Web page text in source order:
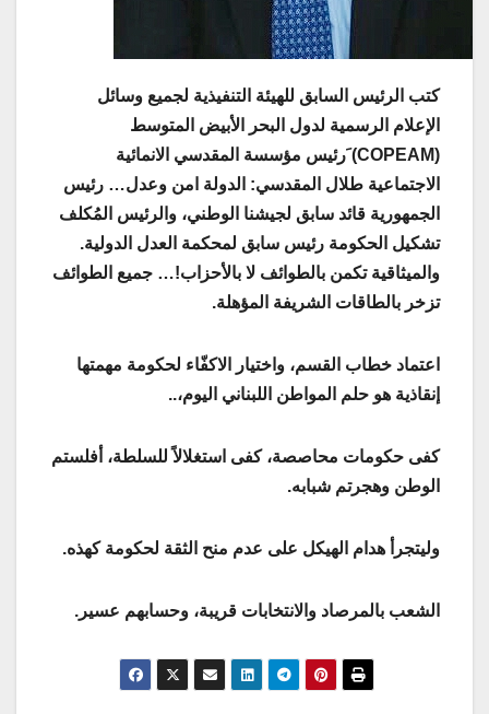
كتب الرئيس السابق للهيئة التنفيذية لجميع وسائل
الإعلام الرسمية لدول البحر الأبيض المتوسط
(COPEAM) َرئيس مؤسسة المقدسي الانمائية
الاجتماعية طلال المقدسي: الدولة امن وعدل… رئيس
الجمهورية قائد سابق لجيشنا الوطني، والرئيس المُكلف
تشكيل الحكومة رئيس سابق لمحكمة العدل الدولية.
والميثاقية تكمن بالطوائف لا بالأحزاب!… جميع الطوائف
تزخر بالطاقات الشريفة المؤهلة.
اعتماد خطاب القسم، واختيار الاكفّاء لحكومة مهمتها
إنقاذية هو حلم المواطن اللبناني اليوم،..
كفى حكومات محاصصة، كفى استغلالاً للسلطة، أفلستم
الوطن وهجرتم شبابه.
وليتجرأ هدام الهيكل على عدم منح الثقة لحكومة كهذه.
الشعب بالمرصاد والانتخابات قريبة، وحسابهم عسير.